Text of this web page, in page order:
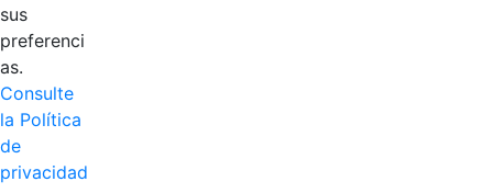
sus
preferenci
as.
Consulte
la Política
de
privacidad